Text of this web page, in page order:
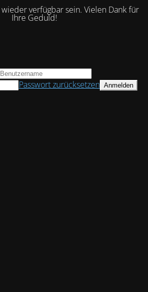
verfügbar sein. Vielen Dank für
Ihre Geduld!
Passwort zurücksetzen